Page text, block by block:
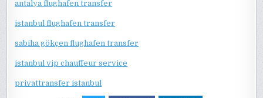
antalya flughafen transfer
istanbul flughafen transfer
sabiha gökçen flughafen transfer
istanbul vip chauffeur service
privattransfer istanbul